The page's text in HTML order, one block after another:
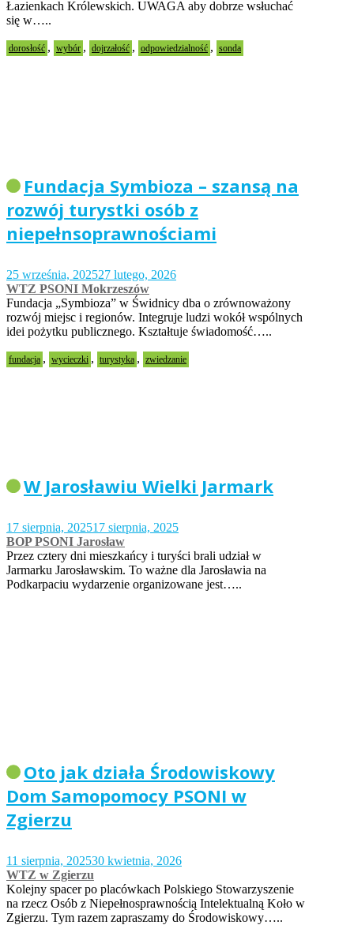
Łazienkach Królewskich. UWAGA aby dobrze wsłuchać
się w…..
dorosłość , wybór , dojrzałość , odpowiedzialność , sonda
Fundacja Symbioza – szansą na
rozwój turystki osób z
niepełnsoprawnościami
25 września, 202527 lutego, 2026
WTZ PSONI Mokrzeszów
Fundacja „Symbioza” w Świdnicy dba o zrównoważony
rozwój miejsc i regionów. Integruje ludzi wokół wspólnych
idei pożytku publicznego. Kształtuje świadomość…..
fundacja , wycieczki , turystyka , zwiedzanie
W Jarosławiu Wielki Jarmark
17 sierpnia, 202517 sierpnia, 2025
BOP PSONI Jarosław
Przez cztery dni mieszkańcy i turyści brali udział w
Jarmarku Jarosławskim. To ważne dla Jarosławia na
Podkarpaciu wydarzenie organizowane jest…..
Oto jak działa Środowiskowy
Dom Samopomocy PSONI w
Zgierzu
11 sierpnia, 202530 kwietnia, 2026
WTZ w Zgierzu
Kolejny spacer po placówkach Polskiego Stowarzyszenie
na rzecz Osób z Niepełnosprawnością Intelektualną Koło w
Zgierzu. Tym razem zapraszamy do Środowiskowy…..